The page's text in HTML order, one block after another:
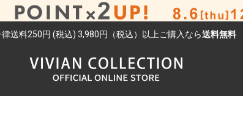
送料250円 (税込) 3,980円（税込）以上ご購入なら送料無料
検索